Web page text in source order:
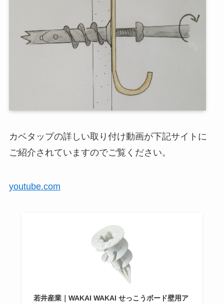
カベタップの詳しい取り付け動画が下記サイトに
ご紹介されていますのでご覧ください。
youtube.com
若井産業｜WAKAI WAKAI せっこうボード壁用ア